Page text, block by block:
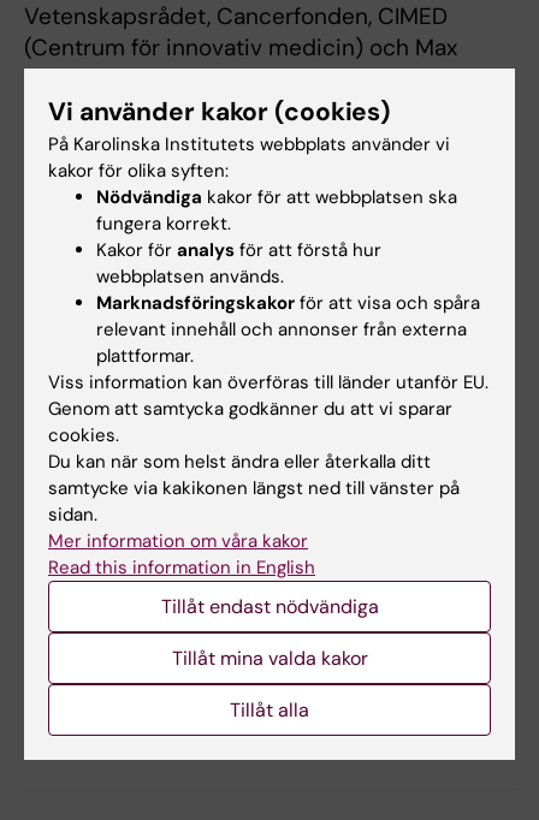
Vetenskapsrådet, Cancerfonden, CIMED
(Centrum för innovativ medicin) och Max
Planck-institutet för biofysik. Forskarna
uppger att det inte finns några potentiella
intressekonflikter.
Publikation
The Smc5/6 complex is a DNA loop extruding
motor
”, Biswajit Pradhan, Takaharu Kanno,
Miki Umeda Igarashi, Mun Siong Loke, Martin
Dieter Baaske, Jan Siu Kei Wong, Kristian
Jeppsson, Camilla Björkegren och Eugene Kim,
Nature, online den 19 april 2023, doi:
10.1038/s41586-023-05963-3
Tags
Cell- och molekylärbiologi
Uppdaterad av:
2023-04-19
Vi använder kakor (cookies)
På Karolinska Institutets webbplats använder vi
kakor för olika syften:
Nödvändiga kakor för att webbplatsen ska
fungera korrekt.
Kakor för analys för att förstå hur
webbplatsen används.
Marknadsföringskakor för att visa och spåra
relevant innehåll och annonser från externa
plattformar.
Viss information kan överföras till länder utanför EU.
Genom att samtycka godkänner du att vi sparar
cookies.
Du kan när som helst ändra eller återkalla ditt
samtycke via kakikonen längst ned till vänster på
sidan.
Mer information om våra kakor
Read this information in English
Tillåt endast nödvändiga
Tillåt mina valda kakor
Tillåt alla